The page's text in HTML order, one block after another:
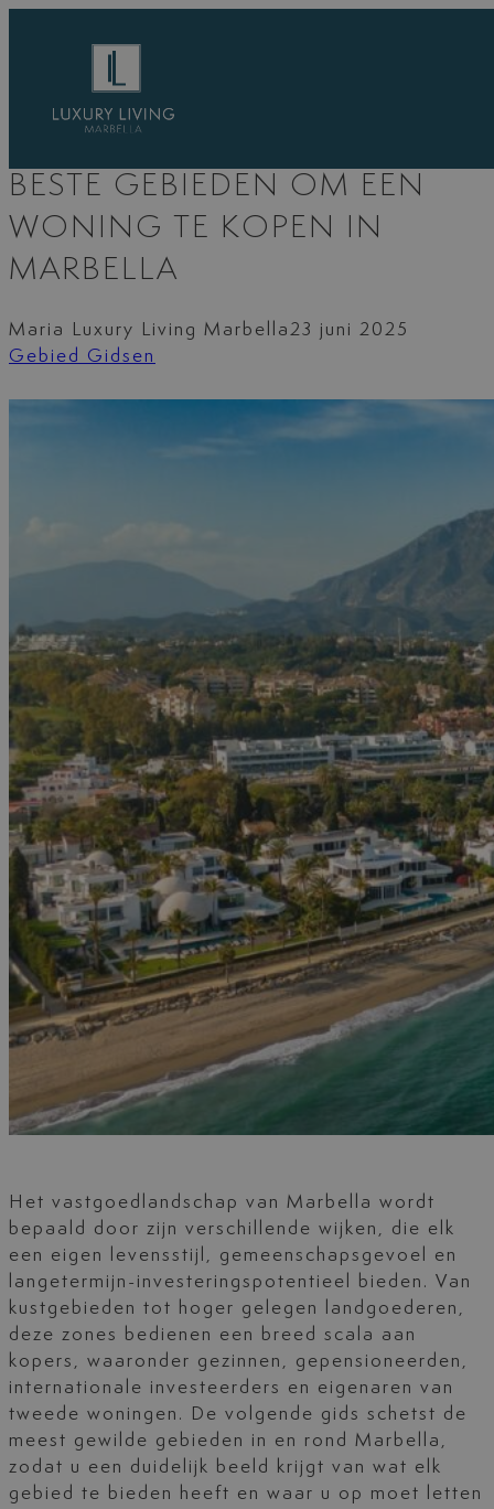
BESTE GEBIEDEN OM EEN
WONING TE KOPEN IN
MARBELLA
Maria Luxury Living Marbella23 juni 2025
Gebied Gidsen
Het vastgoedlandschap van Marbella wordt
bepaald door zijn verschillende wijken, die elk
een eigen levensstijl, gemeenschapsgevoel en
langetermijn-investeringspotentieel bieden. Van
kustgebieden tot hoger gelegen landgoederen,
deze zones bedienen een breed scala aan
kopers, waaronder gezinnen, gepensioneerden,
internationale investeerders en eigenaren van
tweede woningen. De volgende gids schetst de
meest gewilde gebieden in en rond Marbella,
zodat u een duidelijk beeld krijgt van wat elk
gebied te bieden heeft en waar u op moet letten